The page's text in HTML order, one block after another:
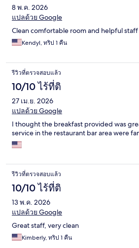
8 พ.ค. 2026
แปลด้วย Google
Clean comfortable room and helpful staff
Kendyl, ทริป 1 คืน
รีวิวที่ตรวจสอบแล้ว
10/10 ไร้ที่ติ
27 เม.ย. 2026
แปลด้วย Google
I thought the breakfast provided was
service in the restaurant bar area were
รีวิวที่ตรวจสอบแล้ว
10/10 ไร้ที่ติ
13 พ.ค. 2026
แปลด้วย Google
Great staff, very clean
Kimberly, ทริป 1 คืน